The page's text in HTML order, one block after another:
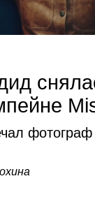
фотограф